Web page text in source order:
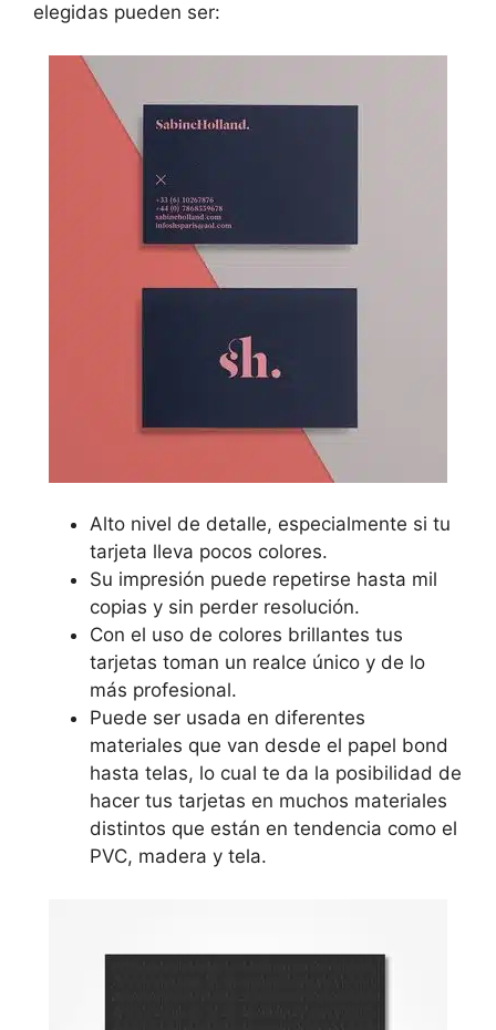
elegidas pueden ser:
Alto nivel de detalle, especialmente si tu
tarjeta lleva pocos colores.
Su impresión puede repetirse hasta mil
copias y sin perder resolución.
Con el uso de colores brillantes tus
tarjetas toman un realce único y de lo
más profesional.
Puede ser usada en diferentes
materiales que van desde el papel bond
hasta telas, lo cual te da la posibilidad de
hacer tus tarjetas en muchos materiales
distintos que están en tendencia como el
PVC, madera y tela.